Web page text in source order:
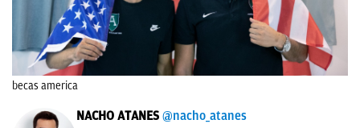
becas america
NACHO ATANES @nacho_atanes